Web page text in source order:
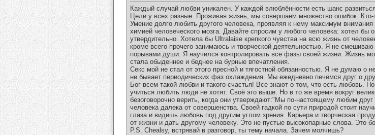
Каждый случай любви уникален. У каждой влюблённости есть шанс
Цели у всех разные. Проживая жизнь, мы совершаем множество ошибок. Кто-
Умение долго любить другого человека, проявляя к нему максимум
химией человеческого мозга. Давайте спросим у любого человека: хотел бы
утвердительно. Хотела бы Ultralaise крепкого чувства на всю жизнь от
кроме всего прочего занимаюсь и творческой деятельностью. Я не
порывами души. Я научился контролировать все фазы своей жизни. Жизнь
стала обыденнее и беднее на бурные впечатления.
Секс мой не стал от этого пресной и тягостной обязанностью. Я не думаю
не бывает периодических фаз охлаждения. Мы ежедневно печёмся друг о
Бог всем такой любви и такого счастья! Все знают о том, что есть любовь.
учиться любить люди не хотят. Своё эго выше. Но в то же время вокруг
безоговорочно верить, когда они утверждают:"Мы по-настоящему любим
человека далека от совершенства. Своей гадкой по сути природой стоит
глаза и видишь любовь под другим углом зрения. Карьера и творческая
от жизни и дать другому человеку. Это не пустые высокопарные слова. Это
P.S. Chealsy, встрявай в разговор, ты тему начала. Зачем молчишь?